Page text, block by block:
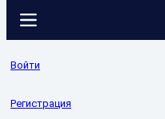
Войти
Регистрация